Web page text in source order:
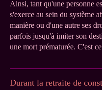
Ainsi, tant qu'une personne
s'exerce au sein du système
manière ou d'une autre ses
parfois jusqu'à imiter son
une mort prématurée. C'est
Durant la retraite de